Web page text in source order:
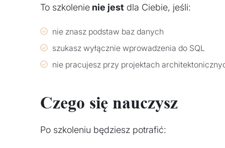
To szkolenie nie jest dla Ciebie, jeśli:
nie znasz podstaw baz danych
szukasz wyłącznie wprowadzenia do SQL
nie pracujesz przy projektach
Czego się nauczysz
Po szkoleniu będziesz potrafić: